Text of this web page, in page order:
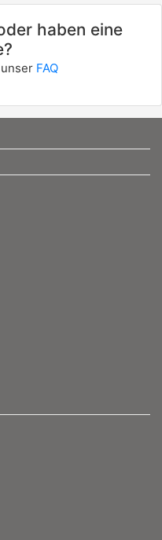
haben eine
FAQ